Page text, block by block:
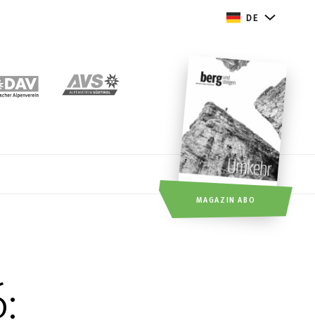
DE
MAGAZIN ABO